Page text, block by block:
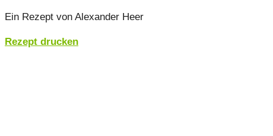
Ein Rezept von Alexander Heer
Rezept drucken